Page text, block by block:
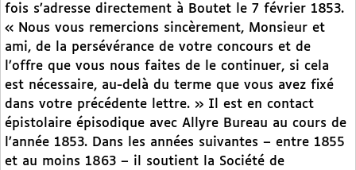
fois s’adresse directement à Boutet le 7 février 1853.
« Nous vous remercions sincèrement, Monsieur et
ami, de la persévérance de votre concours et de
l’offre que vous nous faites de le continuer, si cela
est nécessaire, au-delà du terme que vous avez fixé
dans votre précédente lettre. » Il est en contact
épistolaire épisodique avec Allyre Bureau au cours de
l’année 1853. Dans les années suivantes – entre 1855
et au moins 1863 – il soutient la Société de